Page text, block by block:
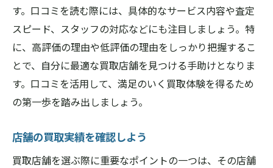
評価を信頼する理由
奈良県内の高評価店舗リスト
口コミから分かる店舗の強み
評価の高いポイントを見極める
口コミを参考にした成功事例
す。口コミを読む際には、具体的なサービス内容や査定
スピード、スタッフの対応などにも注目しましょう。特
に、高評価の理由や低評価の理由をしっかり把握するこ
とで、自分に最適な買取店舗を見つける手助けとなりま
す。口コミを活用して、満足のいく買取体験を得るため
の第一歩を踏み出しましょう。
店舗の買取実績を確認しよう
買取店舗を選ぶ際に重要なポイントの一つは、その店舗